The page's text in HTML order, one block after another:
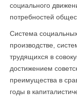
социального
потребностей
Система
производстве,
трудящихся в
достижением
преимущества в
годы в